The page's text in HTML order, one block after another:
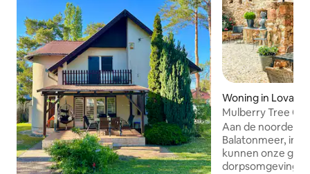
Woning in Lovas
Mulberry Tree
Aan de
Balatonmeer, in
kunnen onze
dorpsomgeving